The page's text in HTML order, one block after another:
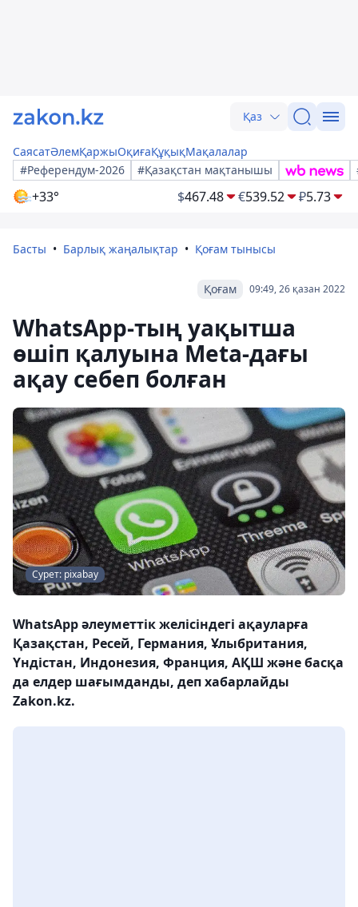
Қаз
СаясатӘлемҚаржыОқиғаҚұқықМақалалар
#Референдум-2026
#Қазақстан мақтанышы
+33° $467.48 €539.52 ₽5.73
Басты Барлық жаңалықтар Қоғам тынысы
09:49, 26 қазан 2022
Қоғам
WhatsApp-тың уақытша
өшіп қалуына Meta-дағы
ақау себеп болған
Сурет: pixabay
WhatsApp әлеуметтік желісіндегі ақауларға
Қазақстан, Ресей, Германия, Ұлыбритания,
Үндістан, Индонезия, Франция, АҚШ және басқа
да елдер шағымданды, деп хабарлайды
Zakon.kz.